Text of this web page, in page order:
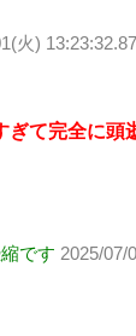
火)
ぎて完全に頭
です 2025/07/